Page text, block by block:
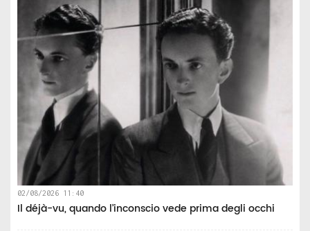
02/08/2026 11:40
Il déjà-vu, quando l’inconscio vede prima degli occhi